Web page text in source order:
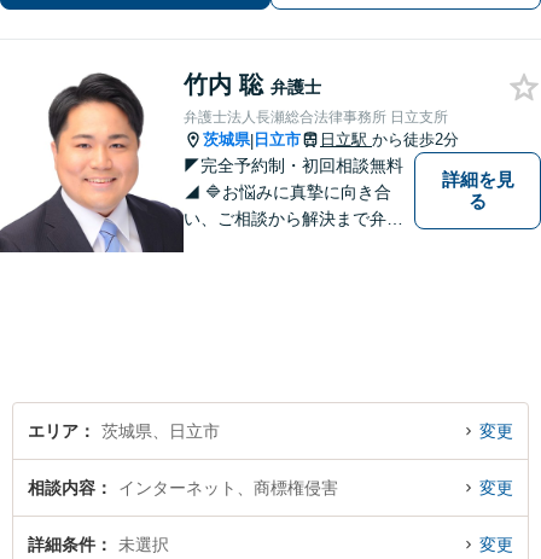
な対応を心がけ、最善の解決を目指し
ます
竹内 聡 弁護士
弁護士法人長瀬総合法律事務所 日立支所
茨城県| 日立市 日立駅 から徒歩2分
◤完全予約制・初回相談無料
◢ 🔷お悩みに真摯に向き合
い、ご相談から解決まで弁護
詳細を見
る
エリア 茨城県、日立市 変更
相談内容 インターネット、商標権侵害 変更
詳細条件 未選択 変更